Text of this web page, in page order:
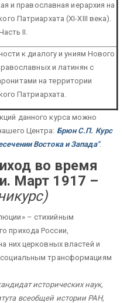
и православная иерархия на
Патриархата (XI-XIII века).
II.
к диалогу и униям Нового
и латинян с
на территории
Патриархата.
данного курса можно
Центра: Брюн С.П. Курс
Востока и Запада".
во время
Март 1917 –
– стихийным
прихода России,
них церковных властей и
социальным трансформациям
исторических наук,
всеобщей истории РАН,